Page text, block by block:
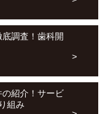
をできるだけ正確かつ
し出があったときは、
れている場合を除き本
ます。
あったときは、その内
変更・訂正または削除
調査！歯科開
紹介！サービ
組み